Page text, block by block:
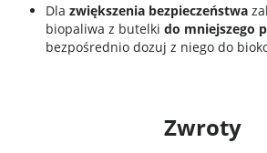
Dla zwiększenia bezpieczeństwa
biopaliwa z butelki do mniejszego
bezpośrednio dozuj z niego do
Zwroty